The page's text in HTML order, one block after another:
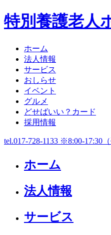
特別養護老人
ホーム
法人情報
サービス
おしらせ
イベント
グルメ
どせばいい？カード
採用情報
tel.017-728-1133 ※8:00-17:30（
ホーム
法人情報
サービス